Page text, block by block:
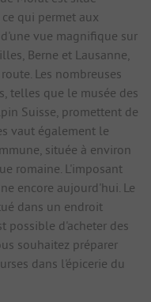
qui permet aux
vue magnifique sur
Berne et Lausanne,
Les nombreuses
telles que le musée des
Suisse, promettent de
vaut également le
située à environ
romaine. L'imposant
encore aujourd'hui. Le
dans un endroit
possible d'acheter des
souhaitez préparer
dans l'épicerie du